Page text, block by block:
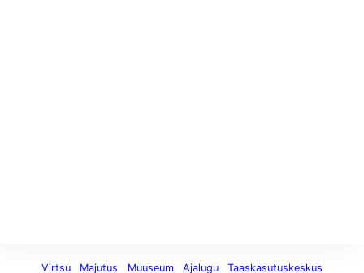
Virtsu Majutus Muuseum Ajalugu Taaskasutuskeskus